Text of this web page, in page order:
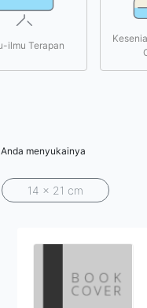
ilmu Terapan
menyukainya
14 x 21 cm